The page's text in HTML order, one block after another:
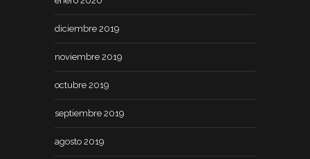
diciembre 2019
noviembre 2019
octubre 2019
septiembre 2019
agosto 2019